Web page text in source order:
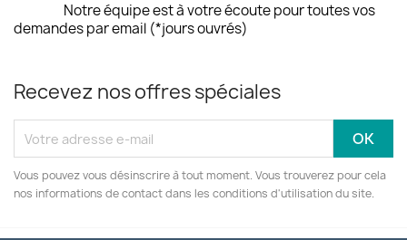
Notre équipe est à votre écoute pour toutes vos
demandes par email (*jours ouvrés)
Recevez nos offres spéciales
Vous pouvez vous désinscrire à tout moment. Vous trouverez pour cela
nos informations de contact dans les conditions d'utilisation du site.